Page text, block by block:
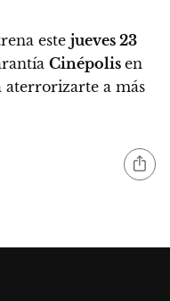
este jueves 23
Cinépolis en
aterrorizarte a más